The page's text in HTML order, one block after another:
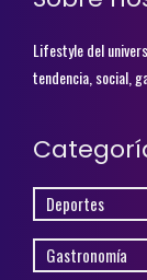
Lifestyle del
tendencia, social,
Deportes
Gastronomía